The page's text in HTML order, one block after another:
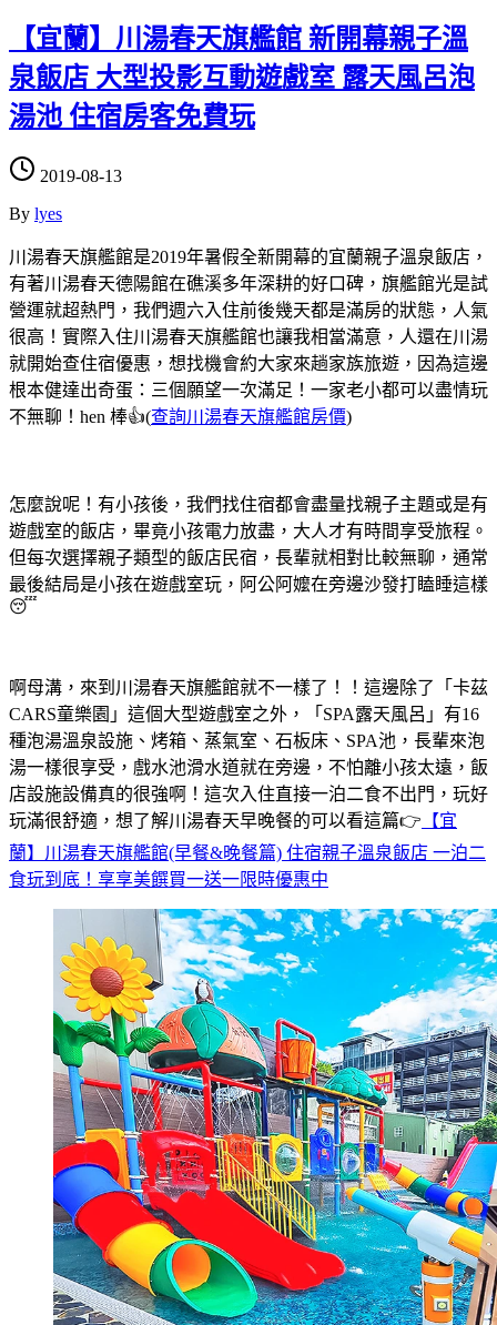
【宜蘭】川湯春天旗艦館 新開幕親子溫
泉飯店 大型投影互動遊戲室 露天風呂泡
湯池 住宿房客免費玩
2019-08-13
By lyes
川湯春天旗艦館是2019年暑假全新開幕的宜蘭親子溫泉飯店，
有著川湯春天德陽館在礁溪多年深耕的好口碑，旗艦館光是試
營運就超熱門，我們週六入住前後幾天都是滿房的狀態，人氣
很高！實際入住川湯春天旗艦館也讓我相當滿意，人還在川湯
就開始查住宿優惠，想找機會約大家來趟家族旅遊，因為這邊
根本健達出奇蛋：三個願望一次滿足！一家老小都可以盡情玩
不無聊！hen 棒👍(查詢川湯春天旗艦館房價)
怎麼說呢！有小孩後，我們找住宿都會盡量找親子主題或是有
遊戲室的飯店，畢竟小孩電力放盡，大人才有時間享受旅程。
但每次選擇親子類型的飯店民宿，長輩就相對比較無聊，通常
最後結局是小孩在遊戲室玩，阿公阿嬤在旁邊沙發打瞌睡這樣
😴
啊母溝，來到川湯春天旗艦館就不一樣了！！這邊除了「卡茲
CARS童樂園」這個大型遊戲室之外，「SPA露天風呂」有16
種泡湯溫泉設施、烤箱、蒸氣室、石板床、SPA池，長輩來泡
湯一樣很享受，戲水池滑水道就在旁邊，不怕離小孩太遠，飯
店設施設備真的很強啊！這次入住直接一泊二食不出門，玩好
玩滿很舒適，想了解川湯春天早晚餐的可以看這篇👉 【宜
蘭】川湯春天旗艦館(早餐&晚餐篇) 住宿親子溫泉飯店 一泊二
食玩到底！享享美饌買一送一限時優惠中